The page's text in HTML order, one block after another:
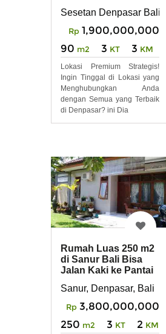
Sesetan Denpasar Bali
Rp 1,900,000,000
90 m2 3 KT 3 KM
Lokasi Premium Strategis!
Ingin Tinggal di Lokasi yang
Menghubungkan Anda
dengan Semua yang Terbaik
di Denpasar? ini Dia
Rumah Luas 250 m2
di Sanur Bali Bisa
Jalan Kaki ke Pantai
Sanur, Denpasar, Bali
Rp 3,800,000,000
250 m2 3 KT 2 KM